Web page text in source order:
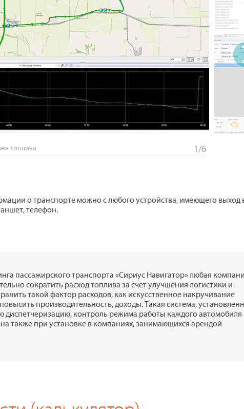
топлива 1/6
о транспорте можно с любого устройства, имеющего выход
телефон.
пассажирского транспорта «Сириус Навигатор» любая
сократить расход топлива за счет улучшения логистики и
такой фактор расходов, как искусственное накручивание
производительность, доходы. Такая система,
диспетчеризацию, контроль режима работы каждого автомобиля
также при установке в компаниях, занимающихся арендой